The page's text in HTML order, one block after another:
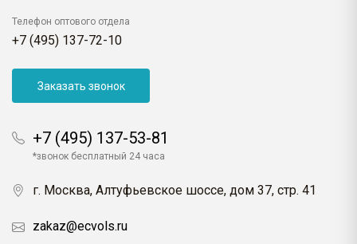
Телефон оптового отдела
+7 (495) 137-72-10
Заказать звонок
+7 (495) 137-53-81
*звонок бесплатный 24 часа
г. Москва, Алтуфьевское шоссе, дом 37, стр. 41
zakaz@ecvols.ru